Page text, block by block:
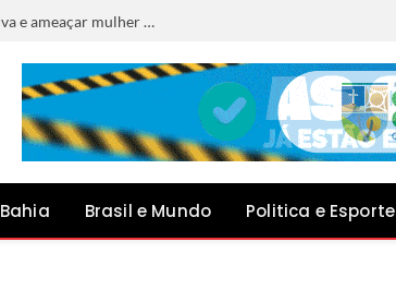
Homem é preso por descumprir medida protetiva e ameaçar mulher em Jacobina
Bahia Brasil e Mundo Politica e Esporte